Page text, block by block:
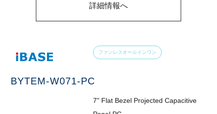
詳細情報へ
ファンレスオールインワン
BYTEM-W071-PC
7" Flat Bezel Projected Capacitive